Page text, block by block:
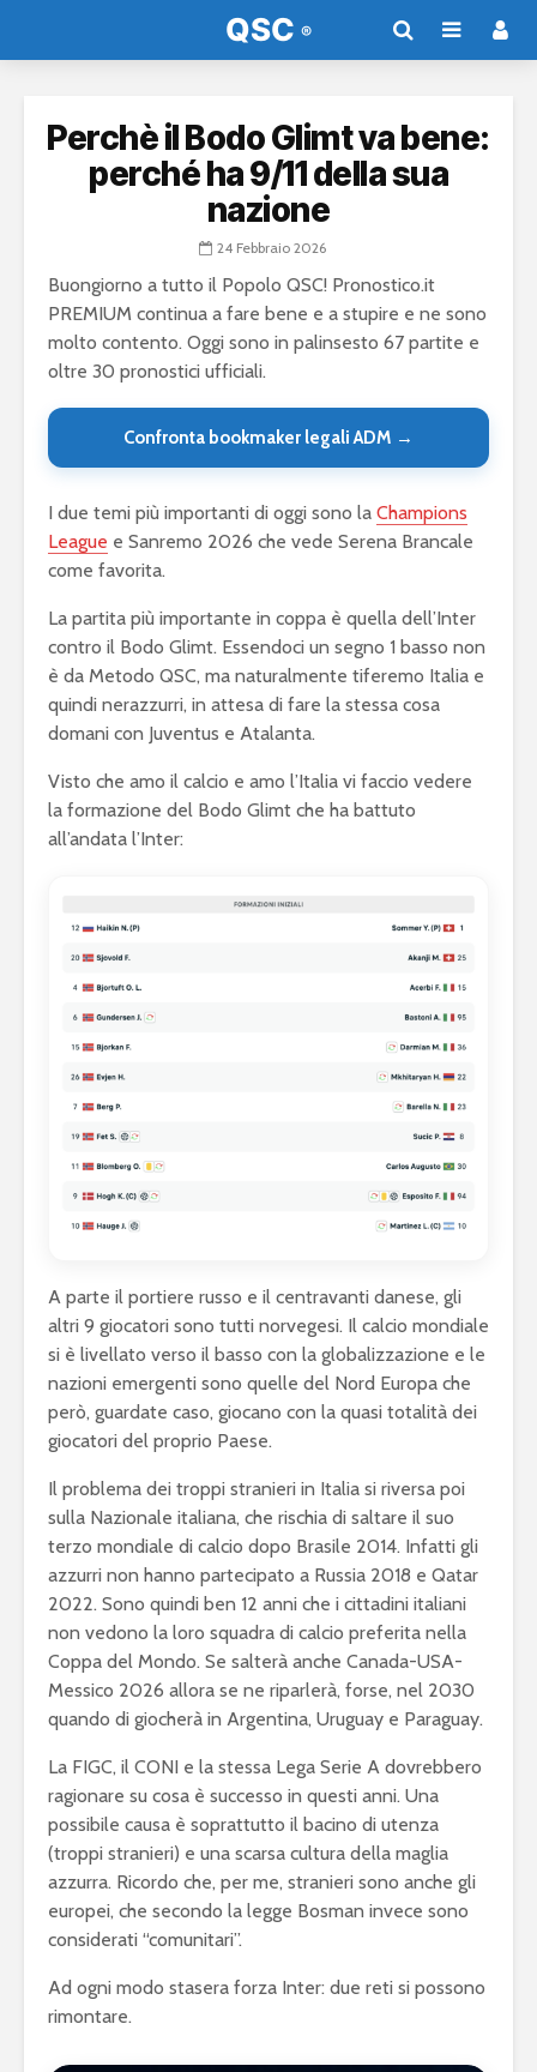
Perchè il Bodo Glimt va bene:
perché ha 9/11 della sua
nazione
24 Febbraio 2026
Buongiorno a tutto il Popolo QSC! Pronostico.it
PREMIUM continua a fare bene e a stupire e ne sono
molto contento. Oggi sono in palinsesto 67 partite e
oltre 30 pronostici ufficiali.
Confronta bookmaker legali ADM →
I due temi più importanti di oggi sono la Champions
League e Sanremo 2026 che vede Serena Brancale
come favorita.
La partita più importante in coppa è quella dell’Inter
contro il Bodo Glimt. Essendoci un segno 1 basso non
è da Metodo QSC, ma naturalmente tiferemo Italia e
quindi nerazzurri, in attesa di fare la stessa cosa
domani con Juventus e Atalanta.
Visto che amo il calcio e amo l’Italia vi faccio vedere
la formazione del Bodo Glimt che ha battuto
all’andata l’Inter:
A parte il portiere russo e il centravanti danese, gli
altri 9 giocatori sono tutti norvegesi. Il calcio mondiale
si è livellato verso il basso con la globalizzazione e le
nazioni emergenti sono quelle del Nord Europa che
però, guardate caso, giocano con la quasi totalità dei
giocatori del proprio Paese.
Il problema dei troppi stranieri in Italia si riversa poi
sulla Nazionale italiana, che rischia di saltare il suo
terzo mondiale di calcio dopo Brasile 2014. Infatti gli
azzurri non hanno partecipato a Russia 2018 e Qatar
2022. Sono quindi ben 12 anni che i cittadini italiani
non vedono la loro squadra di calcio preferita nella
Coppa del Mondo. Se salterà anche Canada-USA-
Messico 2026 allora se ne riparlerà, forse, nel 2030
quando di giocherà in Argentina, Uruguay e Paraguay.
La FIGC, il CONI e la stessa Lega Serie A dovrebbero
ragionare su cosa è successo in questi anni. Una
possibile causa è soprattutto il bacino di utenza
(troppi stranieri) e una scarsa cultura della maglia
azzurra. Ricordo che, per me, stranieri sono anche gli
europei, che secondo la legge Bosman invece sono
considerati “comunitari”.
Ad ogni modo stasera forza Inter: due reti si possono
rimontare.